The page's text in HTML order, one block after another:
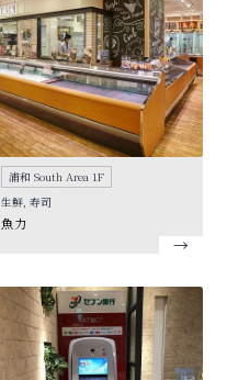
浦和 South Area 1F
生鮮, 寿司
魚力